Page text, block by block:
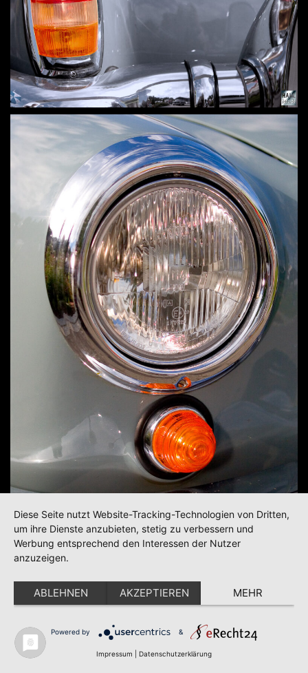
Diese Seite nutzt Website-Tracking-Technologien von Dritten,
um ihre Dienste anzubieten, stetig zu verbessern und
Werbung entsprechend den Interessen der Nutzer
anzuzeigen.
ABLEHNEN AKZEPTIEREN MEHR
Powered by &
Impressum Datenschutzerklärung